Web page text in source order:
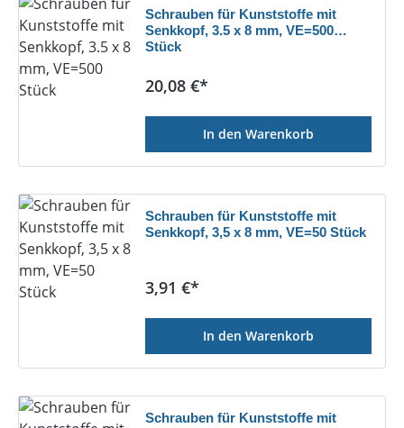
Schrauben für Kunststoffe mit
Senkkopf, 3.5 x 8 mm, VE=500
Stück
Regulärer Preis:
20,08 €*
In den Warenkorb
Schrauben für Kunststoffe mit
Senkkopf, 3,5 x 8 mm, VE=50 Stück
Regulärer Preis:
3,91 €*
In den Warenkorb
Schrauben für Kunststoffe mit